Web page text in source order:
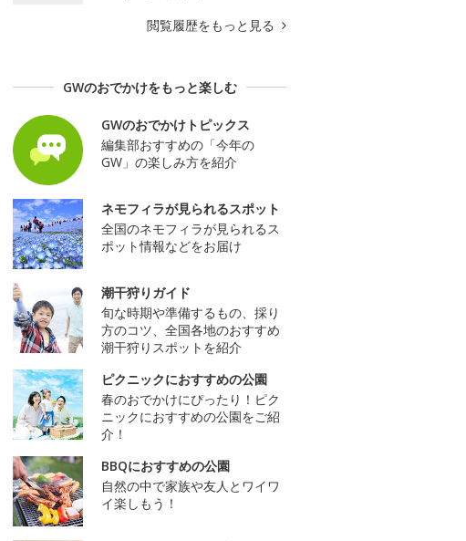
閲覧履歴をもっと見る
GWのおでかけをもっと楽しむ
GWのおでかけトピックス
編集部おすすめの「今年の
GW」の楽しみ方を紹介
ネモフィラが見られるスポット
全国のネモフィラが見られるス
ポット情報などをお届け
潮干狩りガイド
旬な時期や準備するもの、採り
方のコツ、全国各地のおすすめ
潮干狩りスポットを紹介
ピクニックにおすすめの公園
春のおでかけにぴったり！ピク
ニックにおすすめの公園をご紹
介！
BBQにおすすめの公園
自然の中で家族や友人とワイワ
イ楽しもう！